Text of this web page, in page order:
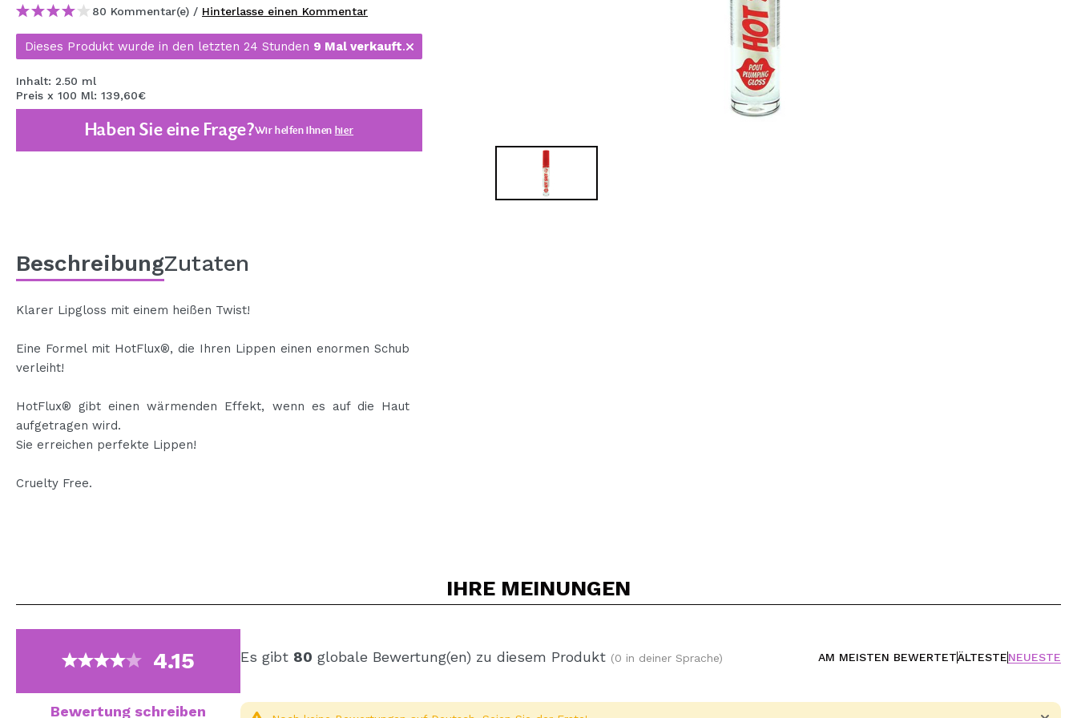
MAQUIFARMA
KOREA ZONE
TRAVEL SIZE
NATURE
BALD VERFÜGBAR
bisherigen Vorgänge einsehen.
BENUTZERKONTO ERSTELLEN
80 Kommentar(e) / Hinterlasse einen Kommentar
Dieses Produkt wurde in den letzten 24 Stunden 9 Mal verkauft.
Inhalt: 2.50 ml
Preis x 100 Ml: 139,60€
Haben Sie eine Frage?Wir helfen Ihnen hier
BeschreibungZutaten
Klarer Lipgloss mit einem heißen Twist!
Eine Formel mit HotFlux®, die Ihren Lippen einen enormen Schub
verleiht!
HotFlux® gibt einen wärmenden Effekt, wenn es auf die Haut
aufgetragen wird.
Sie erreichen perfekte Lippen!
Cruelty Free.
IHRE MEINUNGEN
4.15
Bewertung schreiben
Es gibt 80 globale Bewertung(en) zu diesem Produkt (0 in deiner Sprache) AM MEISTEN BEWERTETÄLTESTENEUESTE